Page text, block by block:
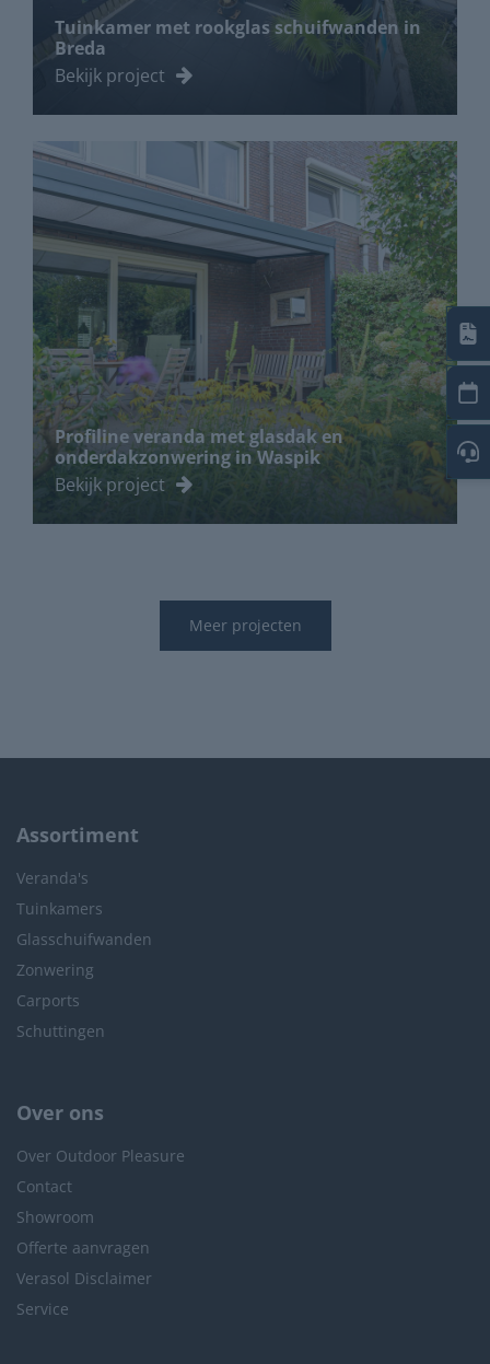
Tuinkamer met rookglas schuifwanden in
Breda
Bekijk project
Profiline veranda met glasdak en
onderdakzonwering in Waspik
Bekijk project
Meer projecten
Assortiment
Veranda's
Tuinkamers
Glasschuifwanden
Zonwering
Carports
Schuttingen
Over ons
Over Outdoor Pleasure
Contact
Showroom
Offerte aanvragen
Verasol Disclaimer
Service